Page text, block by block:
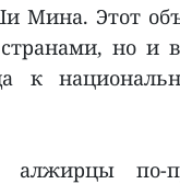
Мина. Этот
но и
к
алжирцы по-